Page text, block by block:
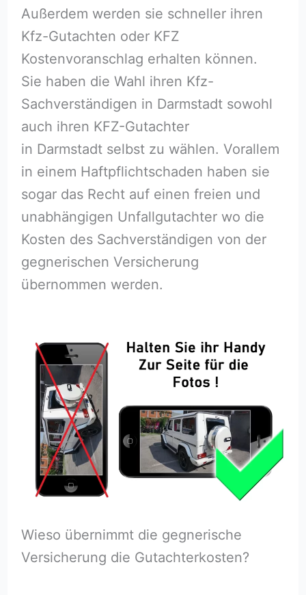
Außerdem werden sie schneller ihren
Kfz-Gutachten oder KFZ
Kostenvoranschlag erhalten können.
Sie haben die Wahl ihren Kfz-
Sachverständigen in Darmstadt sowohl
auch ihren KFZ-Gutachter
in Darmstadt selbst zu wählen. Vorallem
in einem Haftpflichtschaden haben sie
sogar das Recht auf einen freien und
unabhängigen Unfallgutachter wo die
Kosten des Sachverständigen von der
gegnerischen Versicherung
übernommen werden.
Wieso übernimmt die gegnerische
Versicherung die Gutachterkosten?